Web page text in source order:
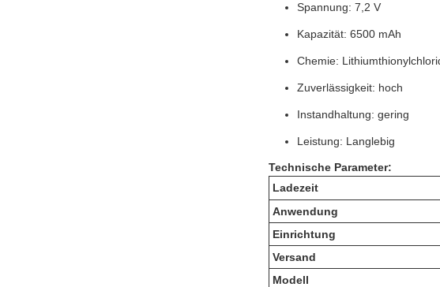
Spannung: 7,2 V
Kapazität: 6500 mAh
Chemie:
Zuverlässigkeit: hoch
Instandhaltung: gering
Leistung: Langlebig
Technische Parameter:
Ladezeit
Anwendung
Einrichtung
Versand
Modell